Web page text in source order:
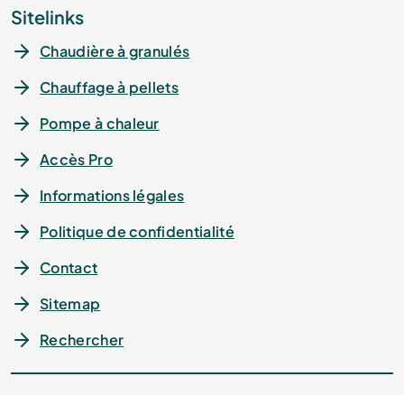
Sitelinks
Chaudière à granulés
Chauffage à pellets
Pompe à chaleur
Accès Pro
Informations légales
Politique de confidentialité
Contact
Sitemap
Rechercher